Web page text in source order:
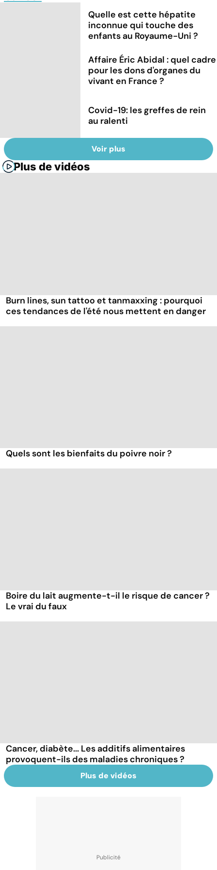
Quelle est cette hépatite
inconnue qui touche des
enfants au Royaume-Uni ?
Affaire Éric Abidal : quel cadre
pour les dons d'organes du
vivant en France ?
Covid-19: les greffes de rein
au ralenti
Voir plus
Plus de vidéos
Burn lines, sun tattoo et tanmaxxing : pourquoi
ces tendances de l'été nous mettent en danger
Quels sont les bienfaits du poivre noir ?
Boire du lait augmente-t-il le risque de cancer ?
Le vrai du faux
Cancer, diabète... Les additifs alimentaires
provoquent-ils des maladies chroniques ?
Plus de vidéos